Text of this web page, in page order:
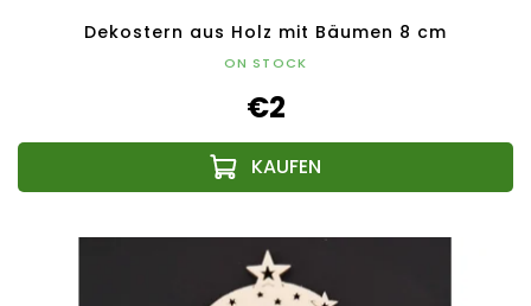
Dekostern aus Holz mit Bäumen 8 cm
ON STOCK
€2